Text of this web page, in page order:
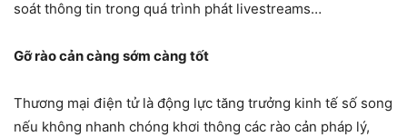
soát thông tin trong quá trình phát livestreams…
Gỡ rào cản càng sớm càng tốt
Thương mại điện tử là động lực tăng trưởng kinh tế số song
nếu không nhanh chóng khơi thông các rào cản pháp lý,